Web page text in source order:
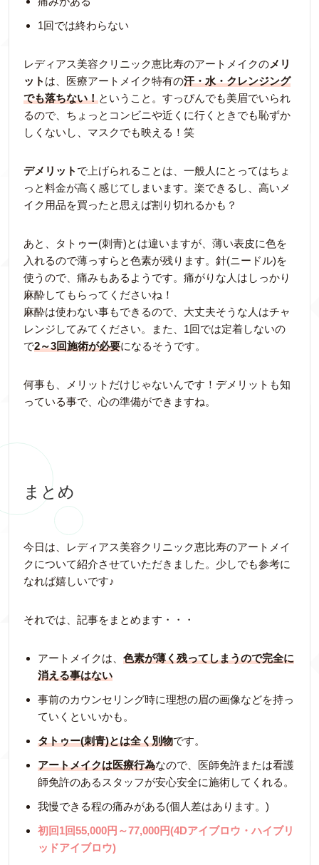
1回では終わらない
レディアス美容クリニック恵比寿のアートメイクのメリ
ット は、医療アートメイク特有の汗・水・クレンジング
でも落ちない！ということ。すっぴんでも美眉でいられ
るので、ちょっとコンビニや近くに行くときでも恥ずか
しくないし、マスクでも映える！笑
デメリット で上げられることは、一般人にとってはちょ
っと料金が高く感じてしまいます。楽できるし、高いメ
イク用品を買ったと思えば割り切れるかも？
あと、タトゥー(刺青)とは違いますが、薄い表皮に色を
入れるので薄っすらと色素が残ります。針(ニードル)を
使うので、痛みもあるようです。痛がりな人はしっかり
麻酔してもらってくださいね！
麻酔は使わない事もできるので、大丈夫そうな人はチャ
レンジしてみてください。また、1回では定着しないの
で2～3回施術が必要になるそうです。
何事も、メリットだけじゃないんです！デメリットも知
っている事で、心の準備ができますね。
まとめ
今日は、レディアス美容クリニック恵比寿のアートメイ
クについて紹介させていただきました。少しでも参考に
なれば嬉しいです♪
それでは、記事をまとめます・・・
アートメイクは、 色素が薄く残ってしまうので完全に
消える事はない
事前のカウンセリング時に理想の眉の画像などを持っ
ていくといいかも。
タトゥー(刺青)とは全く別物です。
アートメイクは医療行為なので、医師免許または看護
師免許のあるスタッフが安心安全に施術してくれる。
我慢できる程の痛みがある(個人差はあります。)
初回1回55,000円～77,000円(4Dアイブロウ・ハイブリ
ッドアイブロウ)